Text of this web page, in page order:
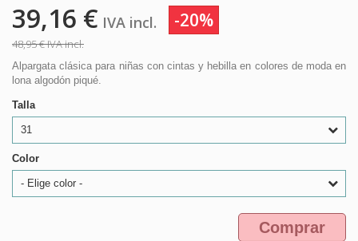
39,16 € IVA incl. -20%
48,95 €IVA incl.
Alpargata clásica para niñas con cintas y hebilla en colores de moda en
lona algodón piqué.
Talla
31
Color
- Elige color -
Comprar